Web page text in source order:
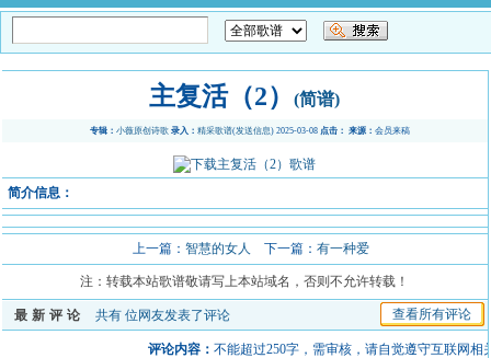
主复活（2） (简谱)
专辑： 小薇原创诗歌 录入： 精采歌谱(发送信息) 2025-03-08点击： 来源： 会员来稿
简介信息：
上一篇： 智慧的女人 下一篇： 有一种爱
注：转载本站歌谱敬请写上本站域名，否则不允许转载！
最新评论 共有位网友发表了评论 查看所有评论
评论内容：不能超过250字，需审核，请自觉遵守互联网相